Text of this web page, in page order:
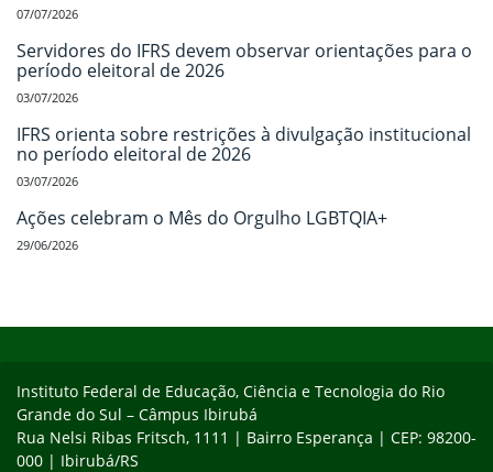
07/07/2026
Servidores do IFRS devem observar orientações para o
período eleitoral de 2026
03/07/2026
IFRS orienta sobre restrições à divulgação institucional
no período eleitoral de 2026
03/07/2026
Ações celebram o Mês do Orgulho LGBTQIA+
29/06/2026
Instituto Federal de Educação, Ciência e Tecnologia do Rio
Grande do Sul – Câmpus Ibirubá
Rua Nelsi Ribas Fritsch, 1111 | Bairro Esperança | CEP: 98200-
000 | Ibirubá/RS